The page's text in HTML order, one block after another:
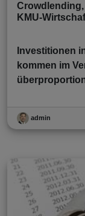
KMU-
Investitionen
kommen im
admin